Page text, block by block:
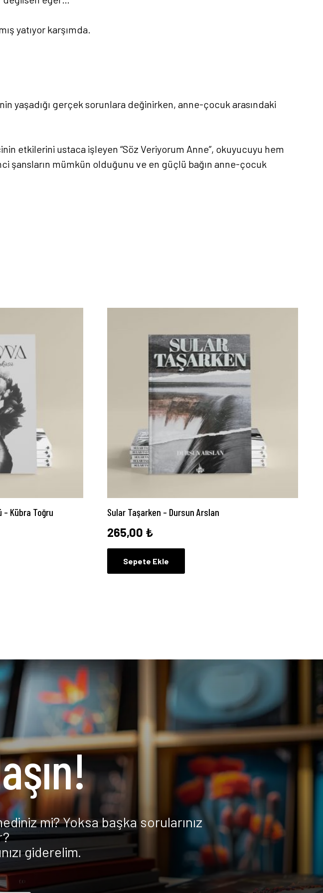
yatıyor karşımda.
yaşadığı gerçek sorunlara değinirken, anne-çocuk arasındaki
etkilerini ustaca işleyen “Söz Veriyorum Anne”, okuyucuyu hem
şansların mümkün olduğunu ve en güçlü bağın anne-çocuk
– Kübra Toğru Sular Taşarken – Dursun Arslan
265,00 ₺
Sepete Ekle
mi? Yoksa başka sorularınız
giderelim.